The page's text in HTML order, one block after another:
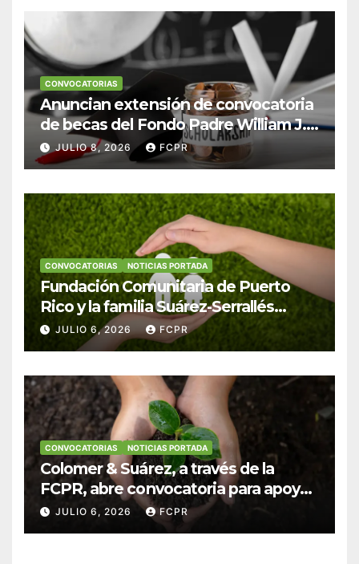
CONVOCATORIAS
Anuncian extensión de convocatoria
de becas del Fondo Padre William J.
Hendricks, SJ para estudiantes del
Colegio San Ignacio
JULIO 8, 2026 FCPR
CONVOCATORIAS NOTICIAS PORTADA
Fundación Comunitaria de Puerto
Rico y la familia Suárez-Serrallés
anuncian convocatoria para
fortalecer hogares y albergues
JULIO 6, 2026 FCPR
CONVOCATORIAS NOTICIAS PORTADA
Colomer & Suárez, a través de la
FCPR, abre convocatoria para apoyar
proyectos de seguridad alimentaria
JULIO 6, 2026 FCPR